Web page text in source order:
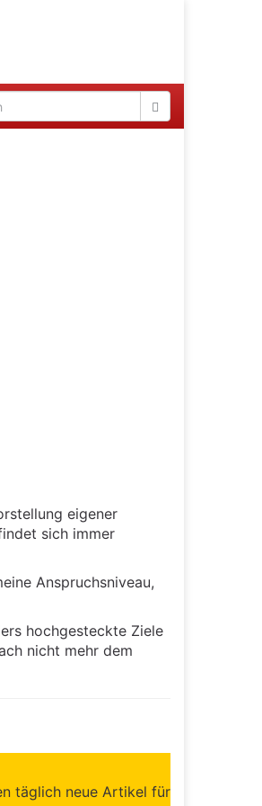
eigener
sich immer
Anspruchsniveau,
hochgesteckte Ziele
nicht mehr dem
täglich neue Artikel für